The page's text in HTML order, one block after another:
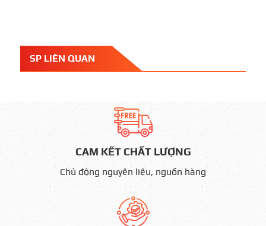
SP LIÊN QUAN
CAM KẾT CHẤT LƯỢNG
Chủ động nguyên liệu, nguồn hàng